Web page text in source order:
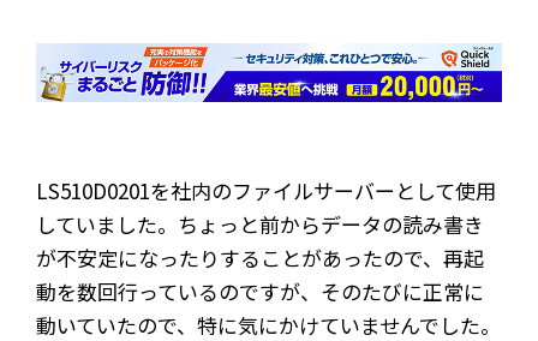
LS510D0201を社内のファイルサーバーとして使用
していました。ちょっと前からデータの読み書き
が不安定になったりすることがあったので、再起
動を数回行っているのですが、そのたびに正常に
動いていたので、特に気にかけていませんでした。